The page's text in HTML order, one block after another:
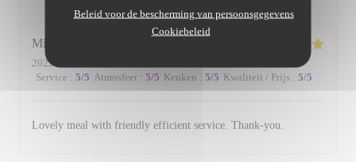
Beleid voor de bescherming van persoonsgegevens
Cookiebeleid
Michael
2022-06-01
Service : 5/5 Atmosfeer : 5/5 Keuken : 5/5 Kwaliteit / Prijs : 5/5
Lovely meal with friendly efficient service. Thank-you.